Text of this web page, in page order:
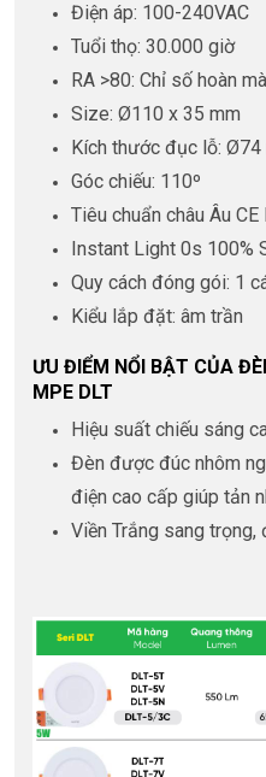
Điện áp: 100-240VAC
Tuổi thọ: 30.000 giờ
RA >80: Chỉ số hoàn
Size: Ø110 x 35 mm
Kích thước đục lỗ: Ø74
Góc chiếu: 110º
Tiêu chuẩn châu Âu CE
Instant Light 0s 100%
Quy cách đóng gói: 1
Kiểu lắp đặt: âm trần
ƯU ĐIỂM NỔI BẬT CỦA
MPE DLT
Hiệu suất chiếu sáng
Đèn được đúc nhôm
điện cao cấp giúp tản
Viền Trắng sang trọng,